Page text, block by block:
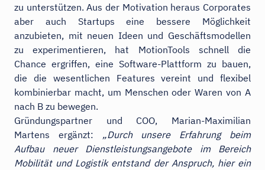
zu unterstützen. Aus der Motivation heraus Corporates
aber auch Startups eine bessere Möglichkeit
anzubieten, mit neuen Ideen und Geschäftsmodellen
zu experimentieren, hat MotionTools schnell die
Chance ergriffen, eine Software-Plattform zu bauen,
die die wesentlichen Features vereint und flexibel
kombinierbar macht, um Menschen oder Waren von A
nach B zu bewegen.
Gründungspartner und COO, Marian-Maximilian
Martens ergänzt: „Durch unsere Erfahrung beim
Aufbau neuer Dienstleistungsangebote im Bereich
Mobilität und Logistik entstand der Anspruch, hier ein